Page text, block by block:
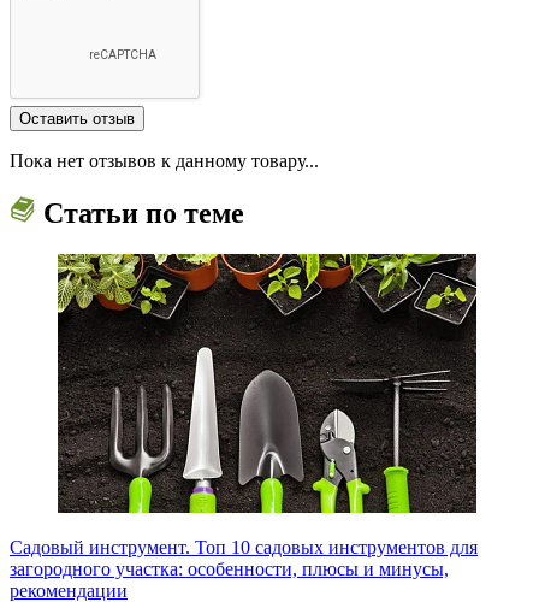
Пока нет отзывов к данному товару...
Статьи по теме
Садовый инструмент. Топ 10 садовых инструментов для
загородного участка: особенности, плюсы и минусы,
рекомендации